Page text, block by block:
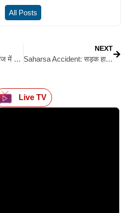
All Posts
Siwan News: महाराजगंज में स्वच्छता ही सेवा पखवाड़ा : अधिकारी व जनप्रतिनिधियों ने उठाया झाड़ू, लिया संकल्प
NEXT
Saharsa Accident: सड़क हादसे में दो की मौत, महिला समेत तीन घायल
Live TV